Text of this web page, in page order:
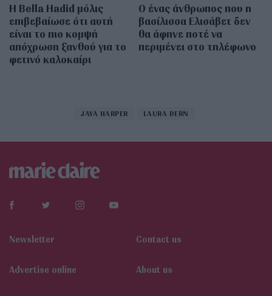
Η Bella Hadid μόλις
επιβεβαίωσε ότι αυτή
είναι το πιο κομψή
απόχρωση ξανθού για το
φετινό καλοκαίρι
Ο ένας άνθρωπος που η
βασίλισσα Ελισάβετ δεν
θα άφηνε ποτέ να
περιμένει στο τηλέφωνο
JAYA HARPER LAURA DERN
Newsletter Contact us
Αdvertise online About us